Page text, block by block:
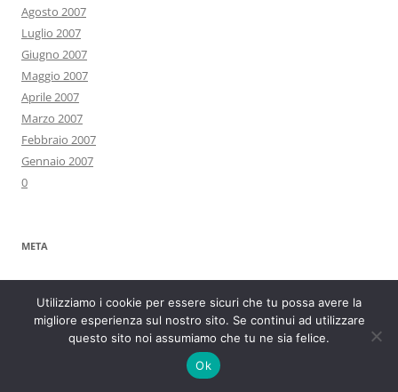
Agosto 2007
Luglio 2007
Giugno 2007
Maggio 2007
Aprile 2007
Marzo 2007
Febbraio 2007
Gennaio 2007
0
META
Accedi
Feed dei contenuti
Utilizziamo i cookie per essere sicuri che tu possa avere la
migliore esperienza sul nostro sito. Se continui ad utilizzare
questo sito noi assumiamo che tu ne sia felice.
Ok